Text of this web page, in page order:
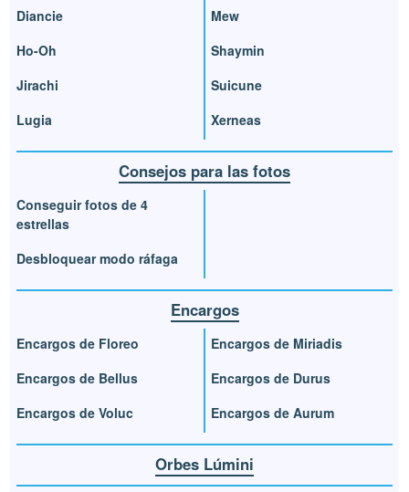
Diancie
Ho-Oh
Jirachi
Lugia
Mew
Shaymin
Suicune
Xerneas
Consejos para las fotos
Conseguir fotos de 4
estrellas
Desbloquear modo ráfaga
Encargos
Encargos de Floreo
Encargos de Bellus
Encargos de Voluc
Encargos de Miriadis
Encargos de Durus
Encargos de Aurum
Orbes Lúmini